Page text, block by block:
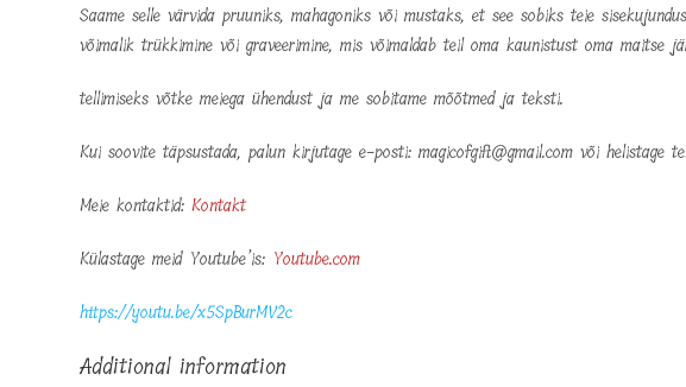
Saame selle värvida pruuniks, mahagoniks või mustaks, et see sobiks teie
võimalik trükkimine või graveerimine, mis võimaldab teil oma kaunistust oma maitse
tellimiseks võtke meiega ühendust ja me sobitame mõõtmed ja teksti.
Kui soovite täpsustada, palun kirjutage e-posti: magicofgift@gmail.com või helistage
Meie kontaktid:Kontakt
Külastage meid Youtube’is: Youtube.com
https://youtu.be/x5SpBurMV2c
Additional information